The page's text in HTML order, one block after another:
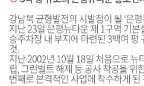
강남북 균형발전의 시발점이 될 ‘은
지난 23일 은평뉴타운 제 1구역 기
승주차장 내 부지에 마련된 3백여
것.
지난 2002년 10월 18일 처음으로 뉴
립, 그린벨트 해제 등 공사 착공을 위
번째로 본격적인 사업에 착수하게 된